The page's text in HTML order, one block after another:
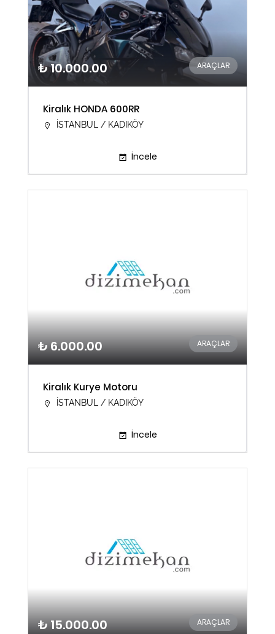
₺ 10.000.00 ARAÇLAR
Kiralık HONDA 600RR
İSTANBUL / KADIKÖY
İncele
₺ 6.000.00 ARAÇLAR
Kiralık Kurye Motoru
İSTANBUL / KADIKÖY
İncele
₺ 15.000.00 ARAÇLAR